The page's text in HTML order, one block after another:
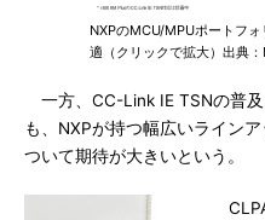
NXPのMCU/MPUポートフ
適（クリックで拡大）出典：
一方、CC-Link IE TSNの普
も、NXPが持つ幅広いライン
ついて期待が大きいという。